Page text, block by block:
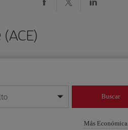
mes/año
Buscar
Más Económica